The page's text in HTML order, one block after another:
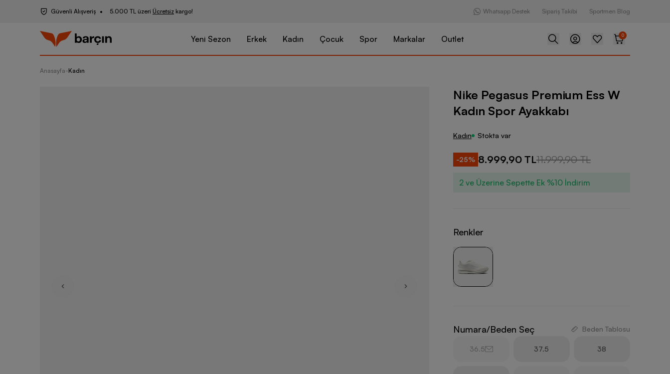
Güvenli Alışveriş 5.000 TL üzeri Ücretsiz kargo! Whatsapp Destek Sipariş Takibi Sportmen Blog
Yeni Sezon Erkek Kadın Çocuk Spor Markalar Outlet 0
Anasayfa-Kadın
Nike Pegasus Premium Ess W Kadın Spor Ayakkabı
Nike Pegasus Premium Ess W
Kadın Spor Ayakkabı
Kadın Stokta var
-25% 8.999,90 TL11.999,90 TL
2 ve Üzerine Sepette Ek %10 İndirim
Renkler
Numara/Beden Seç Beden Tablosu
36.5 37.5 38